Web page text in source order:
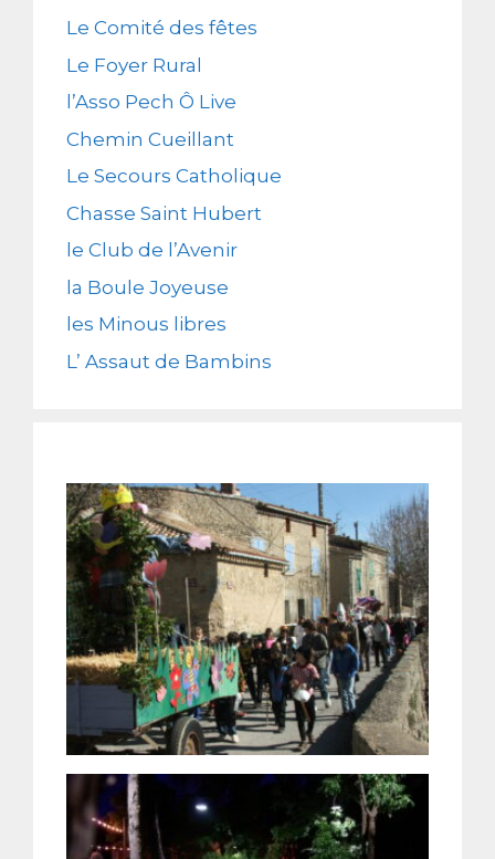
Le Comité des fêtes
Le Foyer Rural
l’Asso Pech Ô Live
Chemin Cueillant
Le Secours Catholique
Chasse Saint Hubert
le Club de l’Avenir
la Boule Joyeuse
les Minous libres
L’ Assaut de Bambins